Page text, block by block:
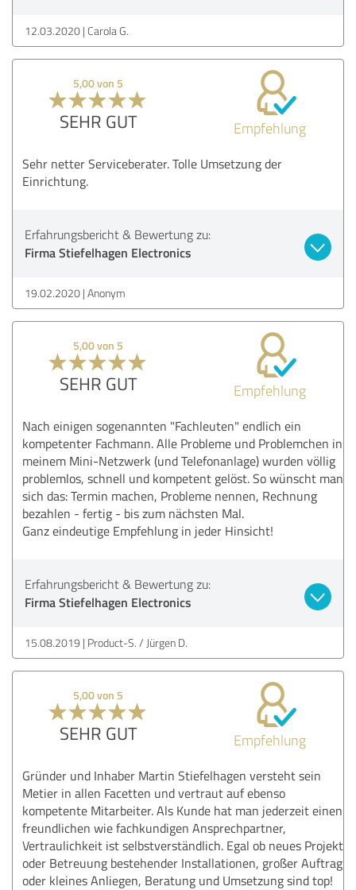
12.03.2020 Carola G.
5,00 von 5
SEHR GUT Empfehlung
Sehr netter Serviceberater. Tolle Umsetzung der
Einrichtung.
Erfahrungsbericht & Bewertung zu:
Firma Stiefelhagen Electronics
19.02.2020 Anonym
5,00 von 5
SEHR GUT Empfehlung
Nach einigen sogenannten "Fachleuten" endlich ein
kompetenter Fachmann. Alle Probleme und Problemchen in
meinem Mini-Netzwerk (und Telefonanlage) wurden völlig
problemlos, schnell und kompetent gelöst. So wünscht man
sich das: Termin machen, Probleme nennen, Rechnung
bezahlen - fertig - bis zum nächsten Mal.
Ganz eindeutige Empfehlung in jeder Hinsicht!
Erfahrungsbericht & Bewertung zu:
Firma Stiefelhagen Electronics
15.08.2019 Product-S. / Jürgen D.
5,00 von 5
SEHR GUT Empfehlung
Gründer und Inhaber Martin Stiefelhagen versteht sein
Metier in allen Facetten und vertraut auf ebenso
kompetente Mitarbeiter. Als Kunde hat man jederzeit einen
freundlichen wie fachkundigen Ansprechpartner,
Vertraulichkeit ist selbstverständlich. Egal ob neues Projekt
oder Betreuung bestehender Installationen, großer Auftrag
oder kleines Anliegen, Beratung und Umsetzung sind top!